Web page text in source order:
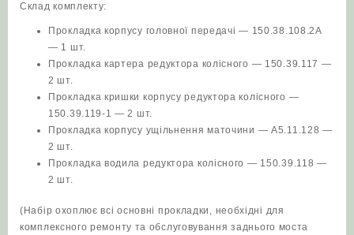
Склад комплекту:
Прокладка корпусу головної передачі — 150.38.108.2А
— 1 шт.
Прокладка картера редуктора колісного — 150.39.117 —
2 шт.
Прокладка кришки корпусу редуктора колісного —
150.39.119‑1 — 2 шт.
Прокладка корпусу ущільнення маточини — А5.11.128 —
2 шт.
Прокладка водила редуктора колісного — 150.39.118 —
2 шт.
(Набір охоплює всі основні прокладки, необхідні для
комплексного ремонту та обслуговування заднього моста